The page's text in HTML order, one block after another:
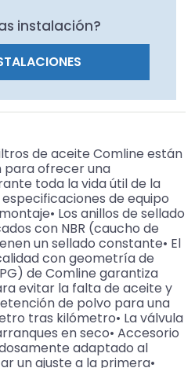
instalación?
de aceite Comline están
para ofrecer una
toda la vida útil de la
de equipo
Los anillos de sellado
con NBR (caucho de
un sellado constante• El
con geometría de
de Comline garantiza
evitar la falta de aceite y
de polvo para una
tras kilómetro• La válvula
en seco• Accesorio
adaptado al
un ajuste a la primera•